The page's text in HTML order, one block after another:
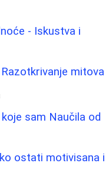
- Iskustva i
mitova
sam Naučila od
ostati motivisana i